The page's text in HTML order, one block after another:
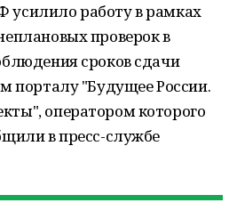
усилило работу в рамках
проверок в
сроков сдачи
порталу "Будущее России.
оператором которого
в пресс-службе